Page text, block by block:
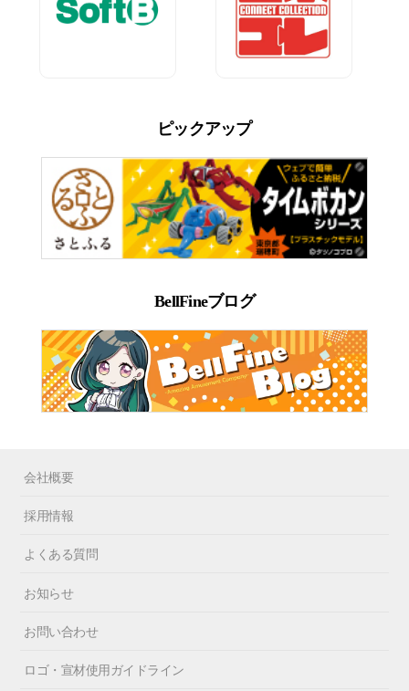
ピックアップ
BellFineブログ
会社概要
採用情報
よくある質問
お知らせ
お問い合わせ
ロゴ・宣材使用ガイドライン